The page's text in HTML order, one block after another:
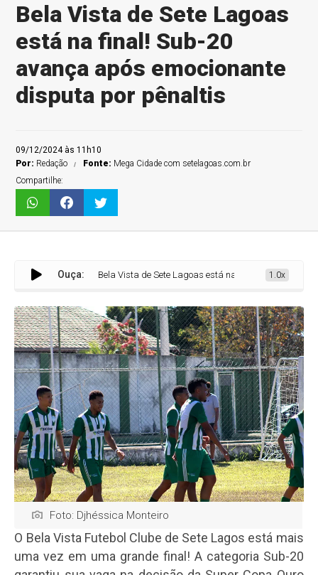
Bela Vista de Sete Lagoas
está na final! Sub-20
avança após emocionante
disputa por pênaltis
09/12/2024 às 11h10
Por: Redação Fonte: Mega Cidade com setelagoas.com.br
Compartilhe:
Ouça:
Bela Vista de Sete Lagoas está na final! Sub-20 avança após
1.0x
Foto: Djhéssica Monteiro
O Bela Vista Futebol Clube de Sete Lagos está mais
uma vez em uma grande final! A categoria Sub-20